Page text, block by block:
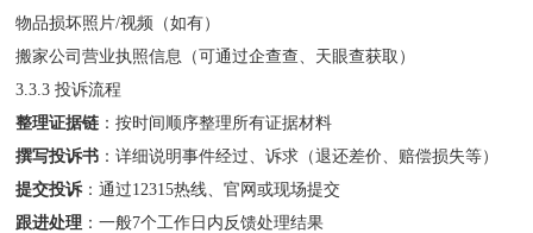
物品损坏照片/视频（如有）
搬家公司营业执照信息（可通过企查查、天眼查获取）
3.3.3 投诉流程
整理证据链 ：按时间顺序整理所有证据材料
撰写投诉书 ：详细说明事件经过、诉求（退还差价、赔偿损失等）
提交投诉 ：通过12315热线、官网或现场提交
跟进处理 ：一般7个工作日内反馈处理结果